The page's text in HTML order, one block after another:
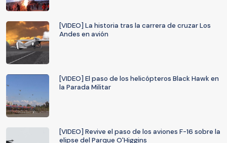
[VIDEO] La historia tras la carrera de cruzar Los
Andes en avión
[VIDEO] El paso de los helicópteros Black Hawk en
la Parada Militar
[VIDEO] Revive el paso de los aviones F-16 sobre la
elipse del Parque O'Higgins